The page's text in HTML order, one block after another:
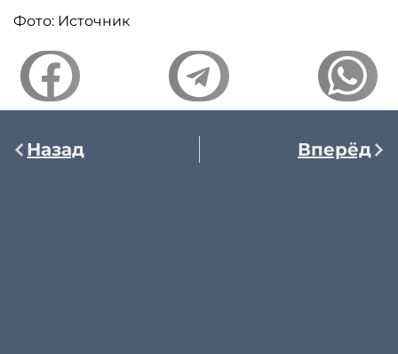
Фото: Источник
Назад Вперёд